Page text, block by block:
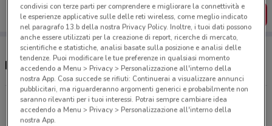
SCARICA L’APP
Negozi ZooPlanet a Aprilia
Piazzale dello sport, 6 Marino
20.8 km
condivisi con terze parti per comprendere e migliorare la connettività e
le esperienze applicative sulle delle reti wireless, come meglio indicato
nel paragrafo 13.b della nostra Privacy Policy. Inoltre, i tuoi dati possono
anche essere utilizzati per la creazione di report, ricerche di mercato,
scientifiche e statistiche, analisi basate sulla posizione e analisi delle
tendenze. Puoi modificare le tue preferenze in qualsiasi momento
accedendo a Menu > Privacy > Personalizzazione all'interno della
nostra App. Cosa succede se rifiuti: Continuerai a visualizzare annunci
pubblicitari, ma riguarderanno argomenti generici e probabilmente non
saranno rilevanti per i tuoi interessi. Potrai sempre cambiare idea
accedendo a Menu > Privacy > Personalizzazione all'interno della
nostra App.